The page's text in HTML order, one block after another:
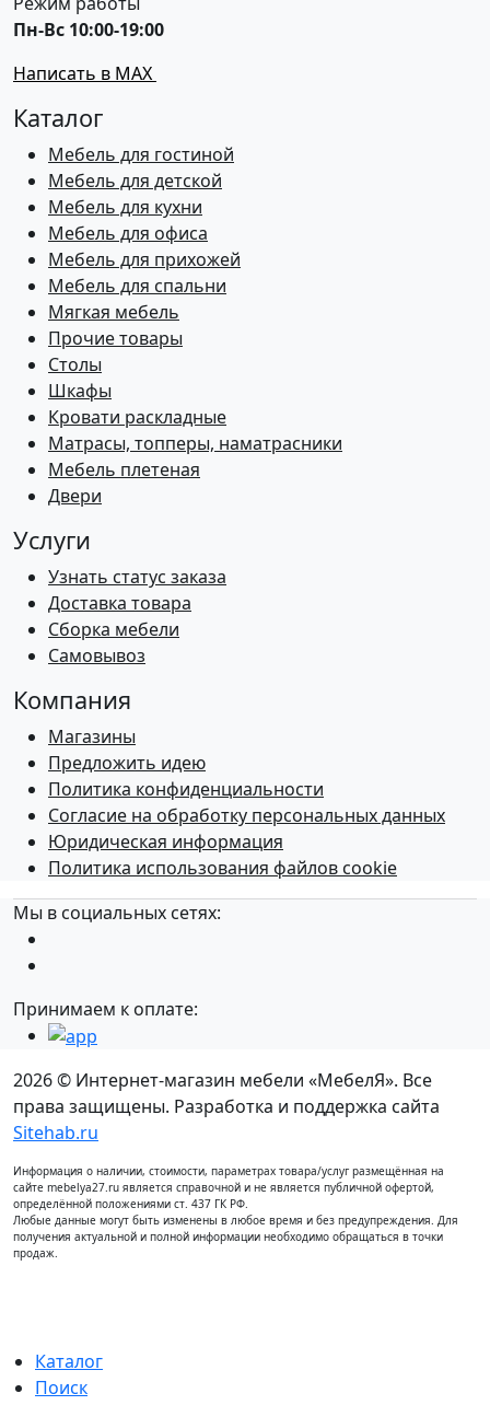
Пн-Вс 10:00-19:00
Написать в MAX
Каталог
Мебель для гостиной
Мебель для детской
Мебель для кухни
Мебель для офиса
Мебель для прихожей
Мебель для спальни
Мягкая мебель
Прочие товары
Столы
Шкафы
Кровати раскладные
Матрасы, топперы, наматрасники
Мебель плетеная
Двери
Услуги
Узнать статус заказа
Доставка товара
Сборка мебели
Самовывоз
Компания
Магазины
Предложить идею
Политика конфиденциальности
Согласие на обработку персональных данных
Юридическая информация
Политика использования файлов cookie
Мы в социальных сетях:
Принимаем к оплате:
2026 © Интернет-магазин мебели «МебелЯ». Все
права защищены. Разработка и поддержка сайта
Sitehab.ru
Информация о наличии, стоимости, параметрах товара/услуг размещённая на
сайте mebelya27.ru является справочной и не является публичной офертой,
определённой положениями ст. 437 ГК РФ.
Любые данные могут быть изменены в любое время и без предупреждения. Для
получения актуальной и полной информации необходимо обращаться в точки
продаж.
Каталог
Поиск